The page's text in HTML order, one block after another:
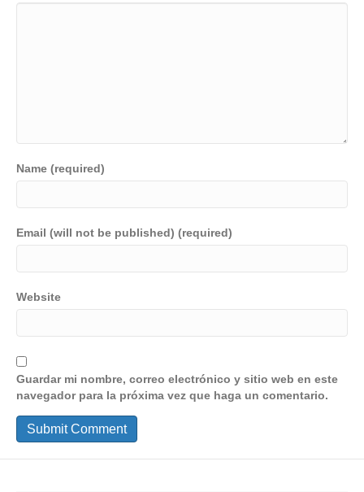
Name (required)
Email (will not be published) (required)
Website
Guardar mi nombre, correo electrónico y sitio web en este
navegador para la próxima vez que haga un comentario.